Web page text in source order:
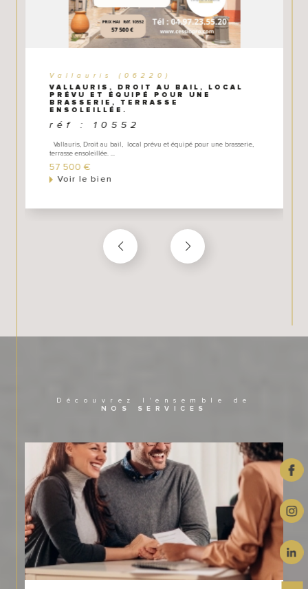
- un accompagnement juridique, fiscal et financier au
travers de notre réseau (dossier bancaire, mise en
relation avec nos partenaires d'affaires que nous avons
Vallauris (06220)
VALLAURIS, DROIT AU BAIL, LOCAL
PRÉVU ET ÉQUIPÉ POUR UNE
BRASSERIE, TERRASSE
ENSOLEILLÉE.
réf : 10552
Vallauris, Droit au bail, local prévu et équipé pour une brasserie,
terrasse ensoleillée. ...
57 500 €
Voir le bien
Découvrez l'ensemble de
NOS SERVICES